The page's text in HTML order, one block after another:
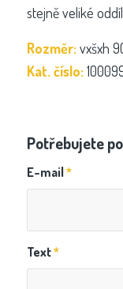
stejně veliké
Rozměr:vxšxh
Kat. číslo:
Potřebujete
E-mail*
Text*